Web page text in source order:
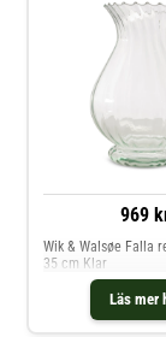
969
Läs mer
Wik & Walsøe Falla
35 cm Klar